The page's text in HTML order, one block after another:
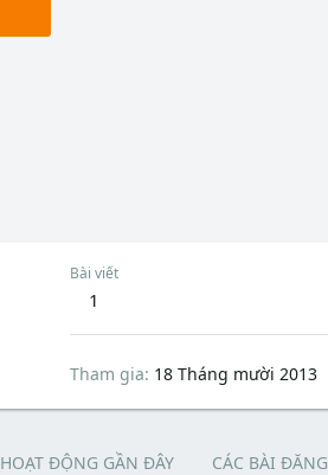
Bài viết
1
Tham gia 18 Tháng mười 2013
HOẠT ĐỘNG GẦN ĐÂY CÁC BÀI ĐĂNG